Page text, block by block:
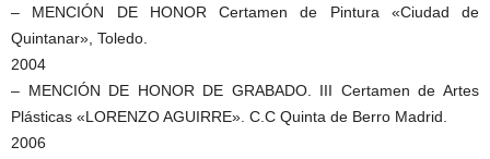
– MENCIÓN DE HONOR Certamen de Pintura «Ciudad de
Quintanar», Toledo.
2004
– MENCIÓN DE HONOR DE GRABADO. III Certamen de Artes
Plásticas «LORENZO AGUIRRE». C.C Quinta de Berro Madrid.
2006